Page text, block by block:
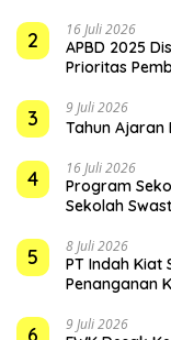
2 16 Juli 2026
APBD 2025
Prioritas
3 9 Juli 2026
Tahun Ajaran
4 16 Juli 2026
Program
Sekolah
5 8 Juli 2026
PT Indah Kiat
Penanganan
6 9 Juli 2026